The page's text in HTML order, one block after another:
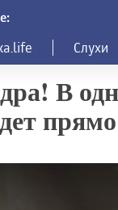
Слухи
В